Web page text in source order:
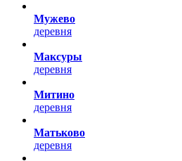
Мужево
деревня
Максуры
деревня
Митино
деревня
Матьково
деревня